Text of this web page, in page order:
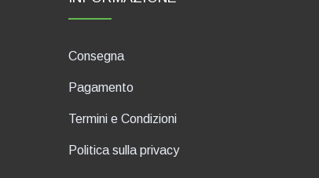
Consegna
Pagamento
Termini e Condizioni
Politica sulla privacy